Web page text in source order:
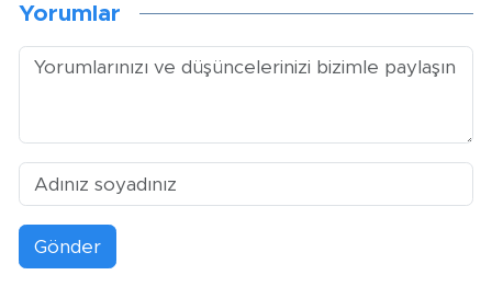
Yorumlar
Gönder